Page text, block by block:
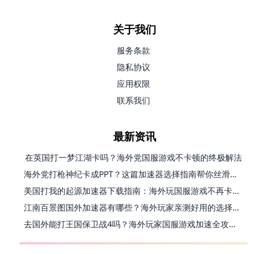
关于我们
服务条款
隐私协议
应用权限
联系我们
最新资讯
在英国打一梦江湖卡吗？海外党国服游戏不卡顿的终极解法
海外党打枪神纪卡成PPT？这篇加速器选择指南帮你丝滑上分
美国打我的起源加速器下载指南：海外玩国服游戏不再卡的终极方案
江南百景图国外加速器有哪些？海外玩家亲测好用的选择与避坑指南
去国外能打王国保卫战4吗？海外玩家国服游戏加速全攻略（附公主连结幻想江湖实测）